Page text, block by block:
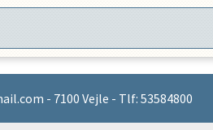
- 7100 Vejle - Tlf: 53584800